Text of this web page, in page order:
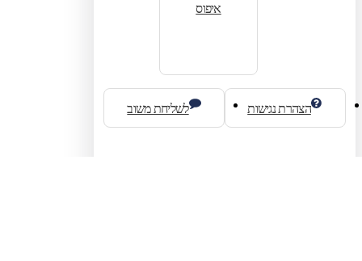
איפוס
הצהרת נגישות לשליחת משוב